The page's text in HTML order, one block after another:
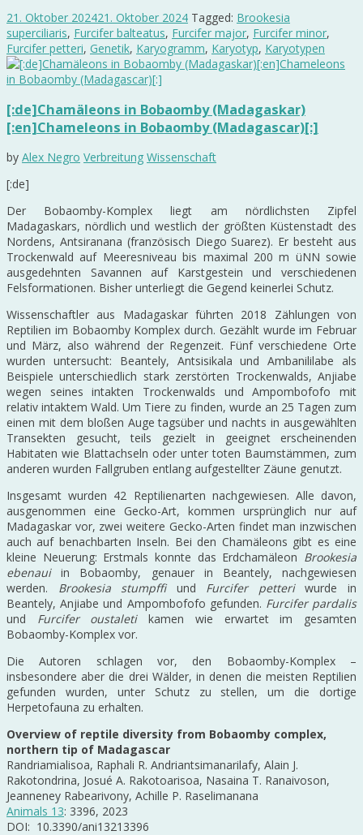
21. Oktober 202421. Oktober 2024 Tagged: Brookesia
superciliaris, Furcifer balteatus, Furcifer major, Furcifer minor,
Furcifer petteri, Genetik, Karyogramm, Karyotyp, Karyotypen
[:de]Chamäleons in Bobaomby (Madagaskar)
[:en]Chameleons in Bobaomby (Madagascar)[:]
by Alex Negro Verbreitung Wissenschaft
[:de]
Der Bobaomby-Komplex liegt am nördlichsten Zipfel
Madagaskars, nördlich und westlich der größten Küstenstadt des
Nordens, Antsiranana (französisch Diego Suarez). Er besteht aus
Trockenwald auf Meeresniveau bis maximal 200 m üNN sowie
ausgedehnten Savannen auf Karstgestein und verschiedenen
Felsformationen. Bisher unterliegt die Gegend keinerlei Schutz.
Wissenschaftler aus Madagaskar führten 2018 Zählungen von
Reptilien im Bobaomby Komplex durch. Gezählt wurde im Februar
und März, also während der Regenzeit. Fünf verschiedene Orte
wurden untersucht: Beantely, Antsisikala und Ambanililabe als
Beispiele unterschiedlich stark zerstörten Trockenwalds, Anjiabe
wegen seines intakten Trockenwalds und Ampombofofo mit
relativ intaktem Wald. Um Tiere zu finden, wurde an 25 Tagen zum
einen mit dem bloßen Auge tagsüber und nachts in ausgewählten
Transekten gesucht, teils gezielt in geeignet erscheinenden
Habitaten wie Blattachseln oder unter toten Baumstämmen, zum
anderen wurden Fallgruben entlang aufgestellter Zäune genutzt.
Insgesamt wurden 42 Reptilienarten nachgewiesen. Alle davon,
ausgenommen eine Gecko-Art, kommen ursprünglich nur auf
Madagaskar vor, zwei weitere Gecko-Arten findet man inzwischen
auch auf benachbarten Inseln. Bei den Chamäleons gibt es eine
kleine Neuerung: Erstmals konnte das Erdchamäleon Brookesia
ebenauiin Bobaomby, genauer in Beantely, nachgewiesen
werden. Brookesia stumpffiund Furcifer petteriwurde in
Beantely, Anjiabe und Ampombofofo gefunden. Furcifer pardalis
und Furcifer oustaletikamen wie erwartet im gesamten
Bobaomby-Komplex vor.
Die Autoren schlagen vor, den Bobaomby-Komplex –
insbesondere aber die drei Wälder, in denen die meisten Reptilien
gefunden wurden, unter Schutz zu stellen, um die dortige
Herpetofauna zu erhalten.
Overview of reptile diversity from Bobaomby complex,
northern tip of Madagascar
Randriamialisoa, Raphali R. Andriantsimanarilafy, Alain J.
Rakotondrina, Josué A. Rakotoarisoa, Nasaina T. Ranaivoson,
Jeanneney Rabearivony, Achille P. Raselimanana
Animals 13: 3396, 2023
DOI: 10.3390/ani13213396